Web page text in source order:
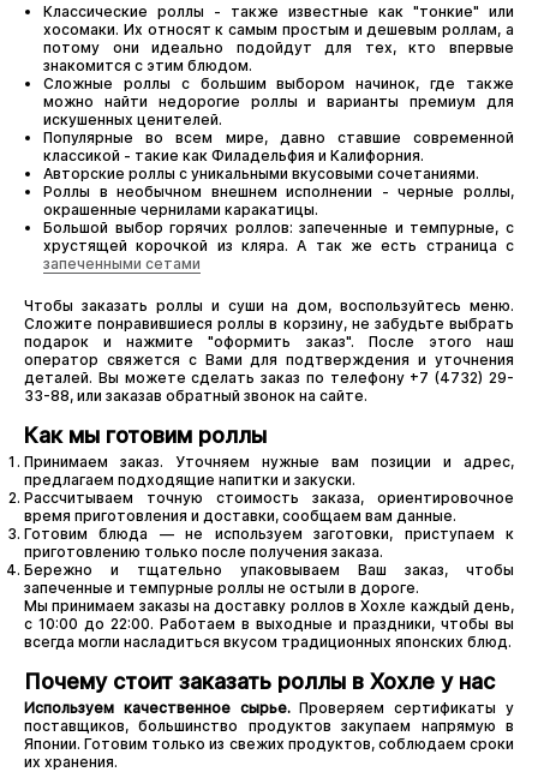
Классические роллы - также известные как "тонкие" или
хосомаки. Их относят к самым простым и дешевым роллам, а
потому они идеально подойдут для тех, кто впервые
знакомится с этим блюдом.
Сложные роллы с большим выбором начинок, где также
можно найти недорогие роллы и варианты премиум для
искушенных ценителей.
Популярные во всем мире, давно ставшие современной
классикой - такие как Филадельфия и Калифорния.
Авторские роллы с уникальными вкусовыми сочетаниями.
Роллы в необычном внешнем исполнении - черные роллы,
окрашенные чернилами каракатицы.
Большой выбор горячих роллов: запеченные и темпурные, с
хрустящей корочкой из кляра. А так же есть страница с
запеченными сетами
Чтобы заказать роллы и суши на дом, воспользуйтесь меню.
Сложите понравившиеся роллы в корзину, не забудьте выбрать
подарок и нажмите "оформить заказ". После этого наш
оператор свяжется с Вами для подтверждения и уточнения
деталей. Вы можете сделать заказ по телефону +7 (4732) 29-
33-88, или заказав обратный звонок на сайте.
Как мы готовим роллы
Принимаем заказ. Уточняем нужные вам позиции и адрес,
предлагаем подходящие напитки и закуски.
Рассчитываем точную стоимость заказа, ориентировочное
время приготовления и доставки, сообщаем вам данные.
Готовим блюда — не используем заготовки, приступаем к
приготовлению только после получения заказа.
Бережно и тщательно упаковываем Ваш заказ, чтобы
запеченные и темпурные роллы не остыли в дороге.
Мы принимаем заказы на доставку роллов в Хохле каждый день,
с 10:00 до 22:00. Работаем в выходные и праздники, чтобы вы
всегда могли насладиться вкусом традиционных японских блюд.
Почему стоит заказать роллы в Хохле у нас
Используем качественное сырье.Проверяем сертификаты у
поставщиков, большинство продуктов закупаем напрямую в
Японии. Готовим только из свежих продуктов, соблюдаем сроки
их хранения.